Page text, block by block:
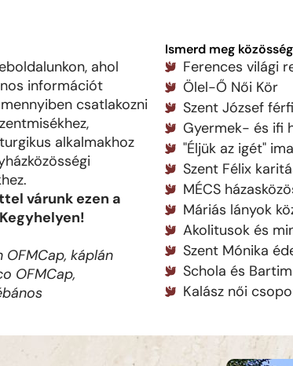
ahol
információt
csatlakozni
alkalmakhoz
várunk ezen a
OFMCap, káplán
OFMCap,
Ismerd meg
Ferences világi
Ölel-Ő Női Kör
Szent József
Gyermek- és ifi
"Éljük az igét"
Szent Félix
MÉCS
Máriás lányok
Akolitusok és
Szent Mónika
Schola és
Kalász női